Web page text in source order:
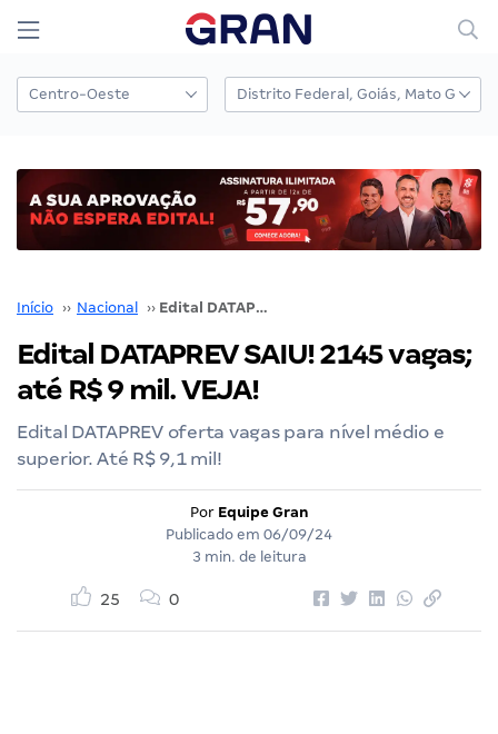
Início ›› Nacional ›› Edital DATAPREV SAIU! 2145 vagas; até R$ 9 mil. VEJA!
Edital DATAPREV SAIU! 2145 vagas;
até R$ 9 mil. VEJA!
Edital DATAPREV oferta vagas para nível médio e
superior. Até R$ 9,1 mil!
Por Equipe Gran
Publicado em 06/09/24
3 min. de leitura
25 0